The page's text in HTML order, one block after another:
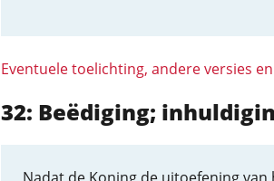
Eventuele toelichting, andere versies
32: Beëdiging;